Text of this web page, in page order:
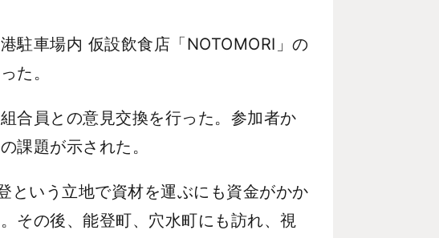
駐車場内 仮設飲食店「NOTOMORI」の
た。
合員との意見交換を行った。参加者か
課題が示された。
いう立地で資材を運ぶにも資金がかか
その後、能登町、穴水町にも訪れ、視